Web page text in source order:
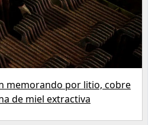
memorando por litio, cobre
de miel extractiva